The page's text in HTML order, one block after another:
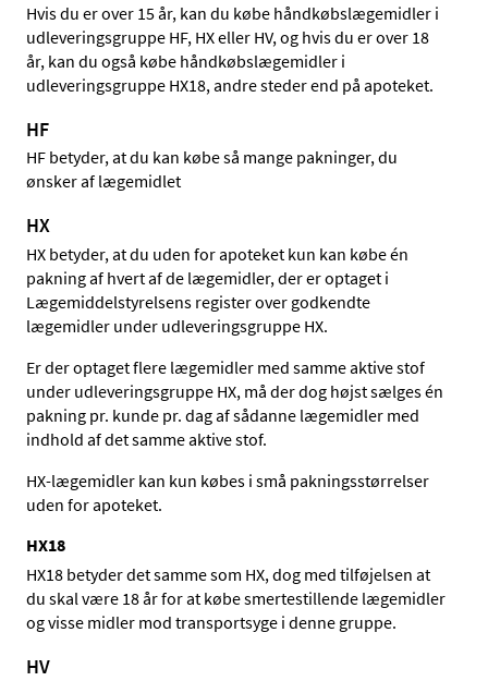
Hvis du er over 15 år, kan du købe håndkøbslægemidler i
udleveringsgruppe HF, HX eller HV, og hvis du er over 18
år, kan du også købe håndkøbslægemidler i
udleveringsgruppe HX18, andre steder end på apoteket.
HF
HF betyder, at du kan købe så mange pakninger, du
ønsker af lægemidlet
HX
HX betyder, at du uden for apoteket kun kan købe én
pakning af hvert af de lægemidler, der er optaget i
Lægemiddelstyrelsens register over godkendte
lægemidler under udleveringsgruppe HX.
Er der optaget flere lægemidler med samme aktive stof
under udleveringsgruppe HX, må der dog højst sælges én
pakning pr. kunde pr. dag af sådanne lægemidler med
indhold af det samme aktive stof.
HX-lægemidler kan kun købes i små pakningsstørrelser
uden for apoteket.
HX18
HX18 betyder det samme som HX, dog med tilføjelsen at
du skal være 18 år for at købe smertestillende lægemidler
og visse midler mod transportsyge i denne gruppe.
HV